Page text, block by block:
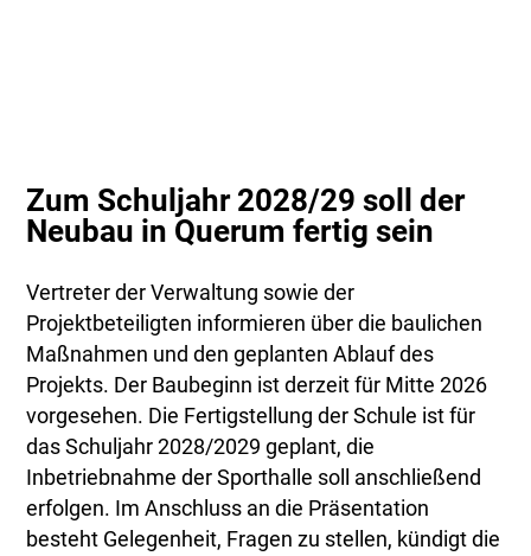
Zum Schuljahr 2028/29 soll der
Neubau in Querum fertig sein
Vertreter der Verwaltung sowie der
Projektbeteiligten informieren über die baulichen
Maßnahmen und den geplanten Ablauf des
Projekts. Der Baubeginn ist derzeit für Mitte 2026
vorgesehen. Die Fertigstellung der Schule ist für
das Schuljahr 2028/2029 geplant, die
Inbetriebnahme der Sporthalle soll anschließend
erfolgen. Im Anschluss an die Präsentation
besteht Gelegenheit, Fragen zu stellen, kündigt die